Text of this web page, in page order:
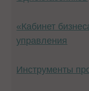
«Кабинет
управления
Инструменты